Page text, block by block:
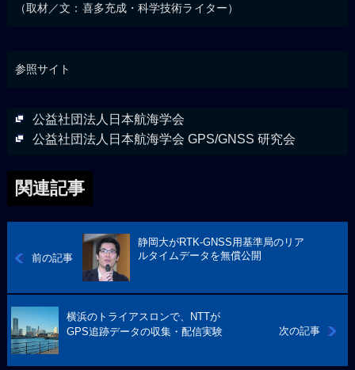
（取材／文：喜多充成・科学技術ライター）
参照サイト
公益社団法人日本航海学会
公益社団法人日本航海学会 GPS/GNSS 研究会
関連記事
前の記事
静岡大がRTK-GNSS用基準局のリア
ルタイムデータを無償公開
次の記事
横浜のトライアスロンで、NTTが
GPS追跡データの収集・配信実験